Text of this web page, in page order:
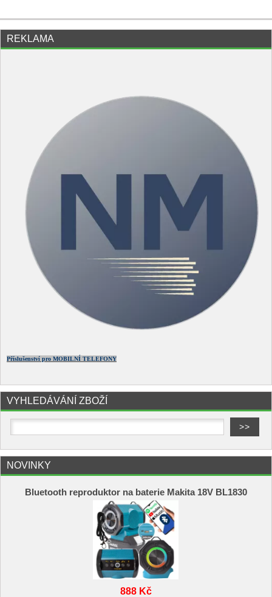
REKLAMA
Příslušenství pro MOBILNÍ TELEFONY
VYHLEDÁVÁNÍ ZBOŽÍ
NOVINKY
Bluetooth reproduktor na baterie Makita 18V BL1830
888 Kč